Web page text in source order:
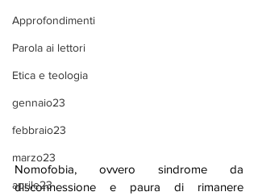
Approfondimenti
Parola ai lettori
Etica e teologia
gennaio23
febbraio23
marzo23
aprile23
Nomofobia, ovvero sindrome da
disconnessione e paura di rimanere